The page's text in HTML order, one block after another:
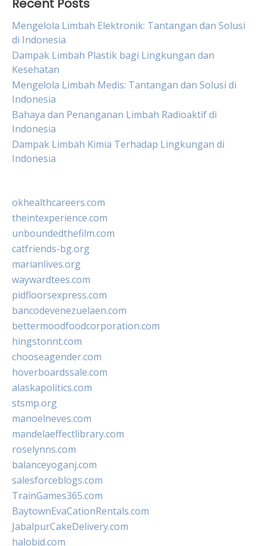
Recent Posts
Mengelola Limbah Elektronik: Tantangan dan Solusi
di Indonesia
Dampak Limbah Plastik bagi Lingkungan dan
Kesehatan
Mengelola Limbah Medis: Tantangan dan Solusi di
Indonesia
Bahaya dan Penanganan Limbah Radioaktif di
Indonesia
Dampak Limbah Kimia Terhadap Lingkungan di
Indonesia
okhealthcareers.com
theintexperience.com
unboundedthefilm.com
catfriends-bg.org
marianlives.org
waywardtees.com
pidfloorsexpress.com
bancodevenezuelaen.com
bettermoodfoodcorporation.com
hingstonnt.com
chooseagender.com
hoverboardssale.com
alaskapolitics.com
stsmp.org
manoelneves.com
mandelaeffectlibrary.com
roselynns.com
balanceyoganj.com
salesforceblogs.com
TrainGames365.com
BaytownEvaCationRentals.com
JabalpurCakeDelivery.com
halobjd.com